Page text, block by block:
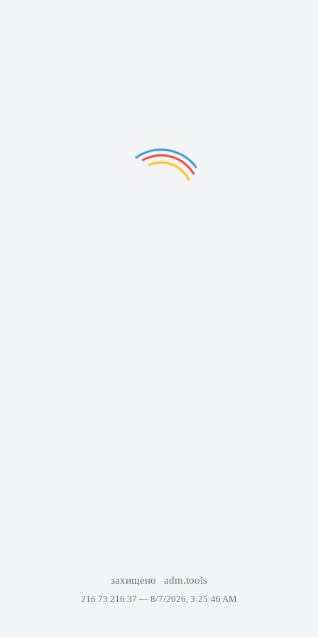
захищено adm.tools
216.73.216.37 — 8/7/2026, 3:25:46 AM